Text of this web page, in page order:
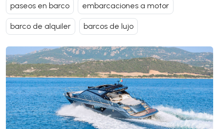
paseos en barco embarcaciones a motor
barco de alquiler barcos de lujo